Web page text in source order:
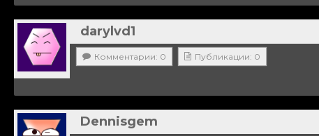
darylvd1
Комментарии: 0 Публикации: 0
Dennisgem